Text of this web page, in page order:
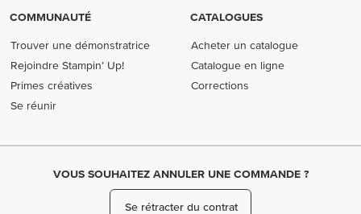
COMMUNAUTÉ
Trouver une démonstratrice
Rejoindre Stampin’ Up!
Primes créatives
Se réunir
CATALOGUES
Acheter un catalogue
Catalogue en ligne
Corrections
VOUS SOUHAITEZ ANNULER UNE COMMANDE ?
Se rétracter du contrat